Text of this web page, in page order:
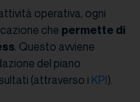
operativa, ogni
che permette di
. Questo avviene
del piano
(attraverso i KPI).